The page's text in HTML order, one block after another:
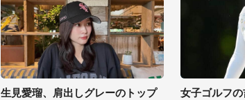
生見愛瑠、肩出しグレーのトップ
女子ゴルフ